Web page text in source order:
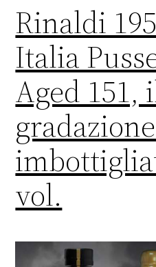
Rinaldi
Italia
Aged 151,
vol.